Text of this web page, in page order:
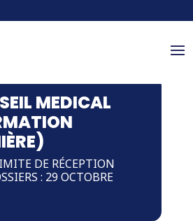
MEDICAL
DE RÉCEPTION
: 29 OCTOBRE